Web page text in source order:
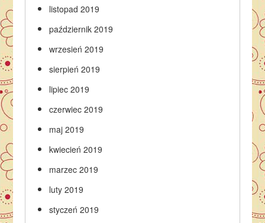
listopad 2019
październik 2019
wrzesień 2019
sierpień 2019
lipiec 2019
czerwiec 2019
maj 2019
kwiecień 2019
marzec 2019
luty 2019
styczeń 2019